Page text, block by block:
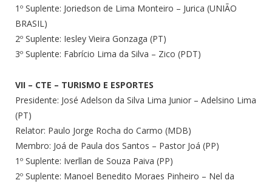
1º Suplente: Joriedson de Lima Monteiro – Jurica (UNIÃO
BRASIL)
2º Suplente: Iesley Vieira Gonzaga (PT)
3º Suplente: Fabrício Lima da Silva – Zico (PDT)
VII – CTE – TURISMO E ESPORTES
Presidente: José Adelson da Silva Lima Junior – Adelsino Lima
(PT)
Relator: Paulo Jorge Rocha do Carmo (MDB)
Membro: Joá de Paula dos Santos – Pastor Joá (PP)
1º Suplente: Iverllan de Souza Paiva (PP)
2º Suplente: Manoel Benedito Moraes Pinheiro – Nel da